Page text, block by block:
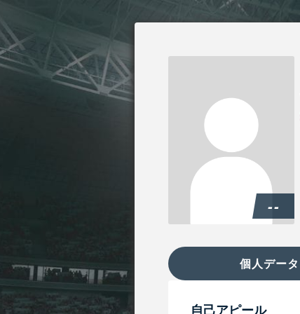
--
個人データ
自己アピール